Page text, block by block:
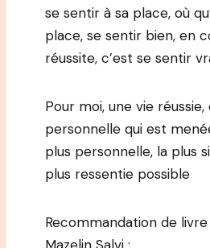
se sentir à sa place, où
place, se sentir bien, en
réussite, c’est se sentir
Pour moi, une vie réussie,
personnelle qui est
plus personnelle, la plus
plus ressentie possible
Recommandation de